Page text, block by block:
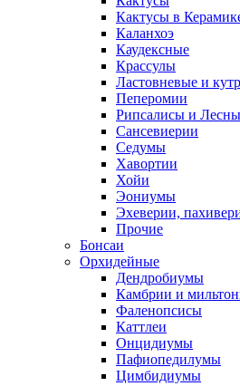
Кактусы в
Каланхоэ
Каудексные
Крассулы
Ластовневые и
Пеперомии
Рипсалисы и
Сансевиерии
Седумы
Хавортии
Хойи
Эониумы
Эхеверии,
Прочие
Бонсаи
Орхидейные
Дендробиумы
Камбрии и
Фаленопсисы
Каттлеи
Онцидиумы
Пафиопедилумы
Цимбидиумы